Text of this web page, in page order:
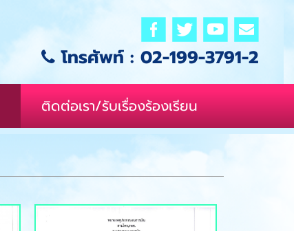
โทรศัพท์ : 02-199-3791-2
ติดต่อเรา/รับเรื่องร้องเรียน